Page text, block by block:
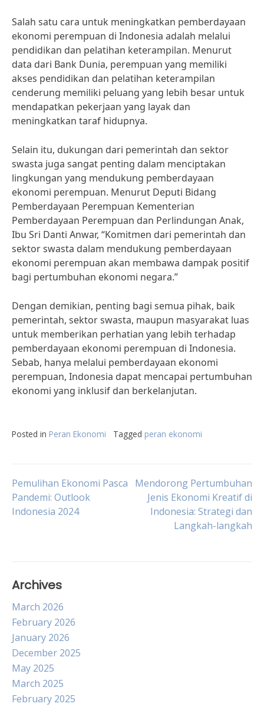
Salah satu cara untuk meningkatkan pemberdayaan
ekonomi perempuan di Indonesia adalah melalui
pendidikan dan pelatihan keterampilan. Menurut
data dari Bank Dunia, perempuan yang memiliki
akses pendidikan dan pelatihan keterampilan
cenderung memiliki peluang yang lebih besar untuk
mendapatkan pekerjaan yang layak dan
meningkatkan taraf hidupnya.
Selain itu, dukungan dari pemerintah dan sektor
swasta juga sangat penting dalam menciptakan
lingkungan yang mendukung pemberdayaan
ekonomi perempuan. Menurut Deputi Bidang
Pemberdayaan Perempuan Kementerian
Pemberdayaan Perempuan dan Perlindungan Anak,
Ibu Sri Danti Anwar, “Komitmen dari pemerintah dan
sektor swasta dalam mendukung pemberdayaan
ekonomi perempuan akan membawa dampak positif
bagi pertumbuhan ekonomi negara.”
Dengan demikian, penting bagi semua pihak, baik
pemerintah, sektor swasta, maupun masyarakat luas
untuk memberikan perhatian yang lebih terhadap
pemberdayaan ekonomi perempuan di Indonesia.
Sebab, hanya melalui pemberdayaan ekonomi
perempuan, Indonesia dapat mencapai pertumbuhan
ekonomi yang inklusif dan berkelanjutan.
Posted in Peran Ekonomi Tagged peran ekonomi
Post
navigation
Pemulihan Ekonomi Pasca
Pandemi: Outlook
Indonesia 2024
Mendorong Pertumbuhan
Jenis Ekonomi Kreatif di
Indonesia: Strategi dan
Langkah-langkah
Archives
March 2026
February 2026
January 2026
December 2025
May 2025
March 2025
February 2025